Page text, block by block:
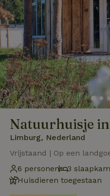
Natuurhuisje
Limburg, Nederland
Vrijstaand | Op een
6 personen
3
Huisdieren toegestaan